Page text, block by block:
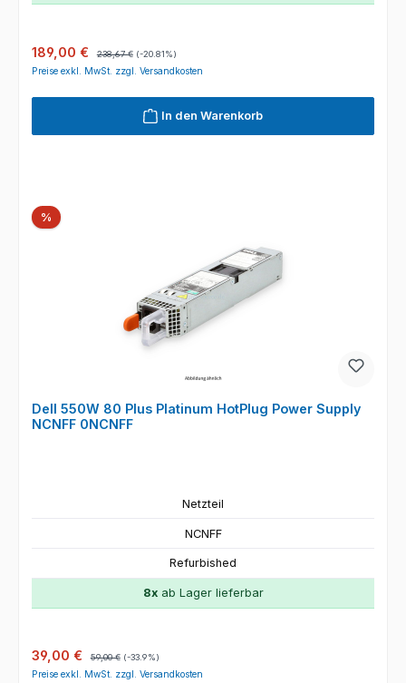
Verkaufspreis:
189,00 € 238,67 € (-20.81%)
Preise exkl. MwSt. zzgl. Versandkosten
In den Warenkorb
%Rabatt
Dell 550W 80 Plus Platinum HotPlug Power Supply
NCNFF 0NCNFF
Netzteil
NCNFF
Refurbished
8xab Lager lieferbar
Verkaufspreis:
39,00 € Regulärer Preis:
59,00 € (-33.9%)
Preise exkl. MwSt. zzgl. Versandkosten